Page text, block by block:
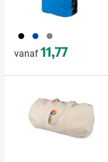
001 023 003
vanaf 11,77